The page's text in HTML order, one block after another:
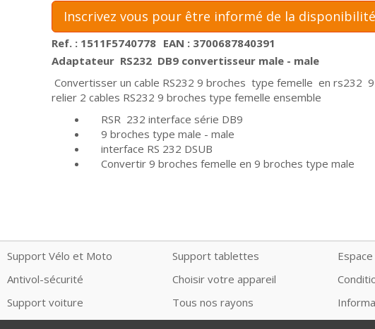
Inscrivez vous pour être informé de la
Ref. : 1511F5740778 EAN : 3700687840391
Adaptateur RS232 DB9 convertisseur male - male
Convertisser un cable RS232 9 broches type femelle en rs232
relier 2 cables RS232 9 broches type femelle ensemble
RSR 232 interface série DB9
9 broches type male - male
interface RS 232 DSUB
Convertir 9 broches femelle en 9 broches type male
Support Vélo et Moto
Antivol-sécurité
Support voiture
Support tablettes
Choisir votre appareil
Tous nos rayons